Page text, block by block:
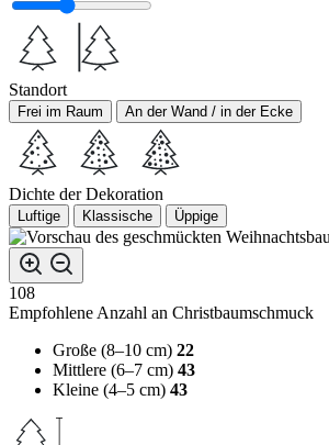
Standort
Frei im Raum An der Wand / in der Ecke
Dichte der Dekoration
Luftige Klassische Üppige
108
Empfohlene Anzahl an Christbaumschmuck
Große (8–10 cm) 22
Mittlere (6–7 cm) 43
Kleine (4–5 cm) 43